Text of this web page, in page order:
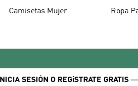
Camisetas Mujer Ropa
INICIA SESIÓN O REGíSTRATE GRATIS